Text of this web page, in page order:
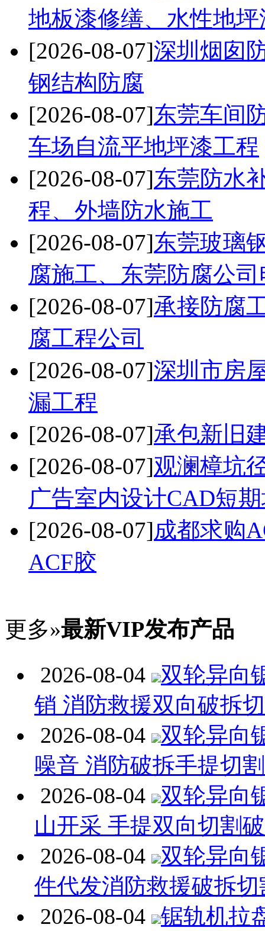
地板漆修缮、水性地
[2026-08-07]深圳烟囱
钢结构防腐
[2026-08-07]东莞车间
车场自流平地坪漆工程
[2026-08-07]东莞防水
程、外墙防水施工
[2026-08-07]东莞玻璃
腐施工、东莞防腐公
[2026-08-07]承接防腐
腐工程公司
[2026-08-07]深圳市房
漏工程
[2026-08-07]承包新旧
[2026-08-07]观澜樟坑
广告室内设计CAD短
[2026-08-07]成都求购
ACF胶
更多»最新VIP发布产品
2026-08-04
双轮异向
销 消防救援双向破拆
2026-08-04
双轮异向
噪音 消防破拆手提切
2026-08-04
双轮异向
山开采 手提双向切割
2026-08-04
双轮异向
件代发消防救援破拆
2026-08-04
锯轨机拉